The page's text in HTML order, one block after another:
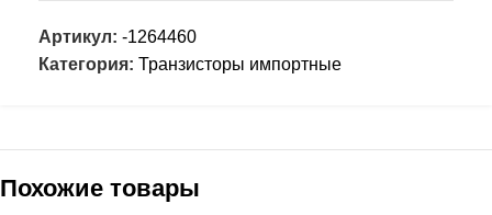
Артикул: -1264460
Категория: Транзисторы импортные
Похожие товары